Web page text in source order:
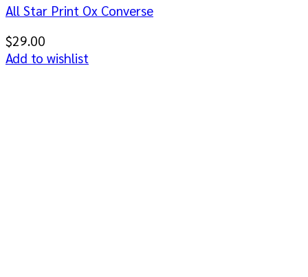
All Star Print Ox Converse
$29.00
Add to wishlist